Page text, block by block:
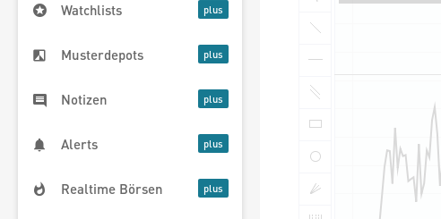
Watchlists
Musterdepots
Notizen
Alerts
Realtime Börsen